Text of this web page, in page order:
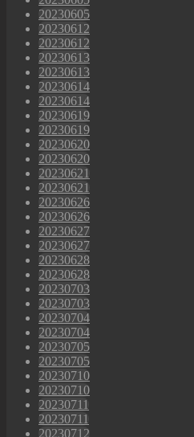
20230605
20230612
20230612
20230613
20230613
20230614
20230614
20230619
20230619
20230620
20230620
20230621
20230621
20230626
20230626
20230627
20230627
20230628
20230628
20230703
20230703
20230704
20230704
20230705
20230705
20230710
20230710
20230711
20230711
20230712